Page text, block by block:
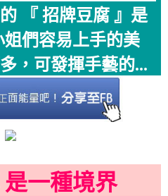
『 招牌豆腐 』是
們容易上手的美
，可發揮手藝的...
一種境界